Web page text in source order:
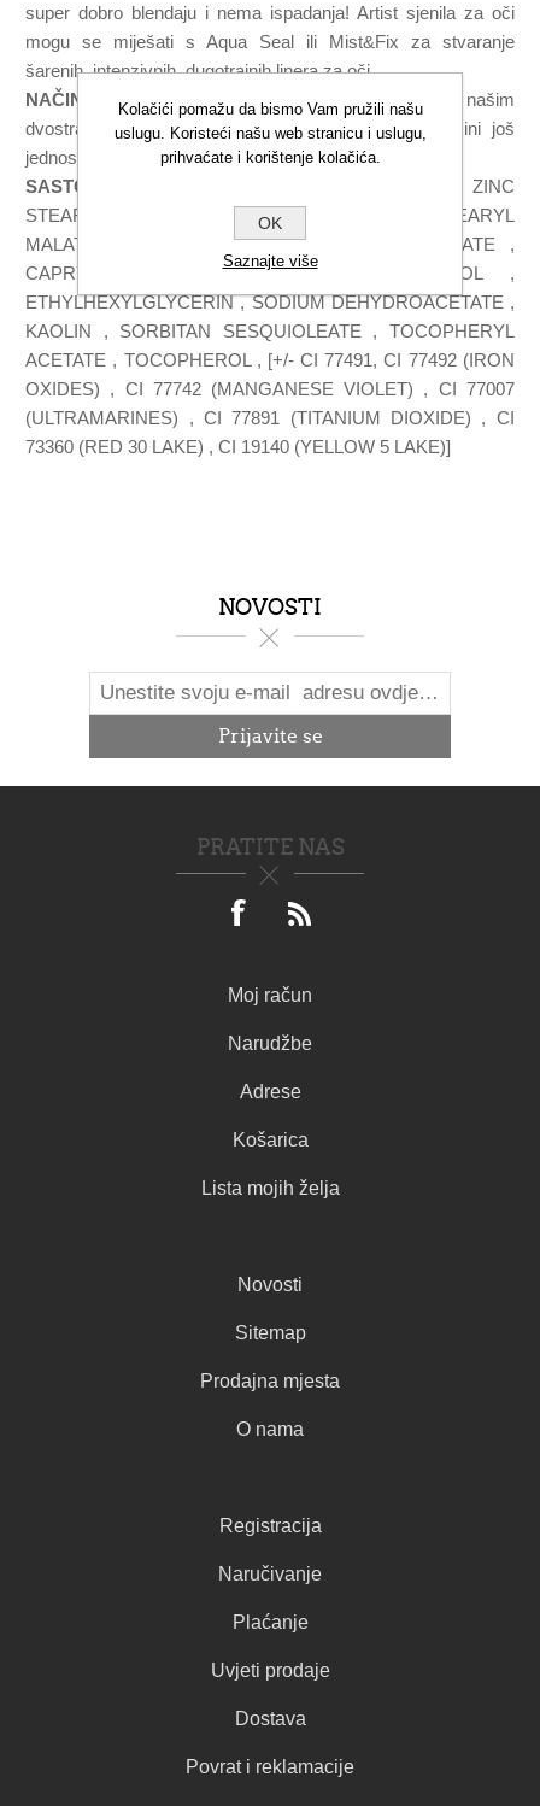
super dobro blendaju i nema ispadanja! Artist sjenila za oči
mogu se miješati s Aqua Seal ili Mist&Fix za stvaranje
šarenih, intenzivnih, dugotrajnih linera za oči.
NAČIN KORIŠTENJA: Sjenila možete nanijeti našim
dvostranim kistom za sjenila #248, što nanošenje čini još
jednostavnijim..
SASTOJCI
: SYNTHETIC FLUORPHLOGOPITE , ZINC
STEARATE , SILICA , DIMETHICONE , DIISOSTEARYL
MALATE , OCTYLDODECYL STEAROYL STEARATE ,
CAPRYLYL GLYCOL , PENTYLENE GLYCOL ,
ETHYLHEXYLGLYCERIN , SODIUM DEHYDROACETATE ,
KAOLIN , SORBITAN SESQUIOLEATE , TOCOPHERYL
ACETATE , TOCOPHEROL , [+/- CI 77491, CI 77492 (IRON
OXIDES) , CI 77742 (MANGANESE VIOLET) , CI 77007
(ULTRAMARINES) , CI 77891 (TITANIUM DIOXIDE) , CI
73360 (RED 30 LAKE) , CI 19140 (YELLOW 5 LAKE)]
NOVOSTI
PRATITE NAS
Moj račun
Narudžbe
Adrese
Košarica
Lista mojih želja
Novosti
Sitemap
Prodajna mjesta
O nama
Registracija
Naručivanje
Plaćanje
Uvjeti prodaje
Dostava
Povrat i reklamacije
Kolačići pomažu da bismo Vam pružili našu
uslugu. Koristeći našu web stranicu i uslugu,
prihvaćate i korištenje kolačića.
OK
Saznajte više